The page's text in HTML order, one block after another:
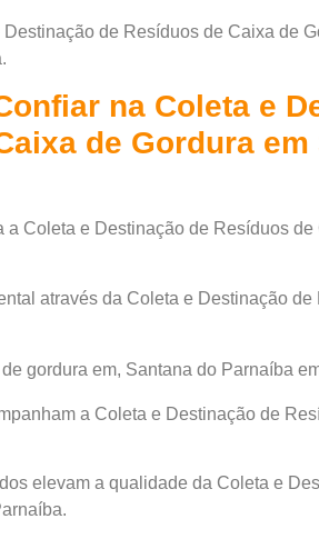
de Resíduos de Caixa de
na Coleta e
de Gordura em
a Coleta e Destinação de Resíduos
através da Coleta e Destinação
a Coleta e Destinação de
elevam a qualidade da Coleta e